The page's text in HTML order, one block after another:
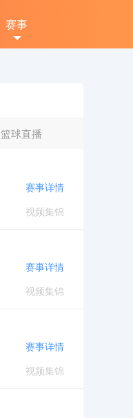
赛事
篮球直播
赛事详情
视频集锦
赛事详情
视频集锦
赛事详情
视频集锦